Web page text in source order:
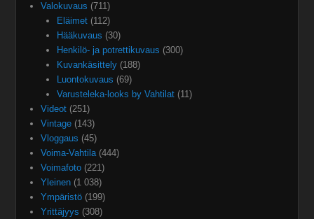
Valokuvaus (711)
Eläimet(112)
Hääkuvaus (30)
Henkilö- ja potrettikuvaus (300)
Kuvankäsittely(188)
Luontokuvaus (69)
Varusteleka-looks by Vahtilat(11)
Videot (251)
Vintage (143)
Vloggaus (45)
Voima-Vahtila(444)
Voimafoto (221)
Yleinen (1 038)
Ympäristö (199)
Yrittäjyys (308)